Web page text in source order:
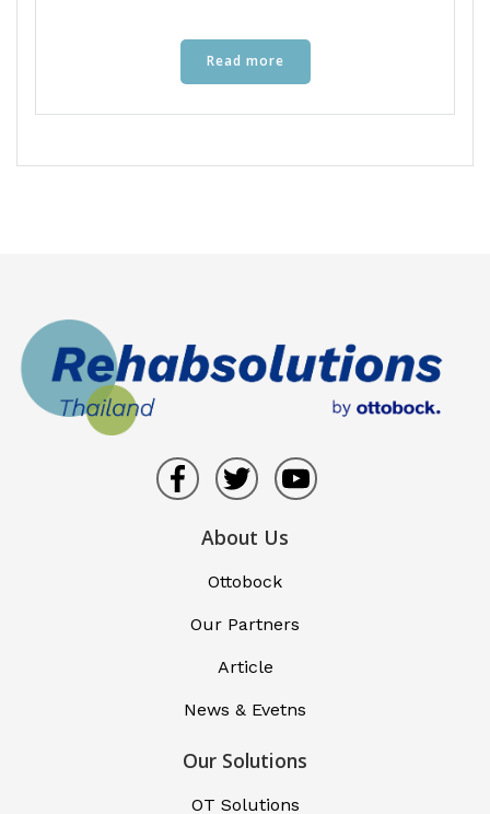
Read more
About Us
Ottobock
Our Partners
Article
News & Evetns
Our Solutions
OT Solutions